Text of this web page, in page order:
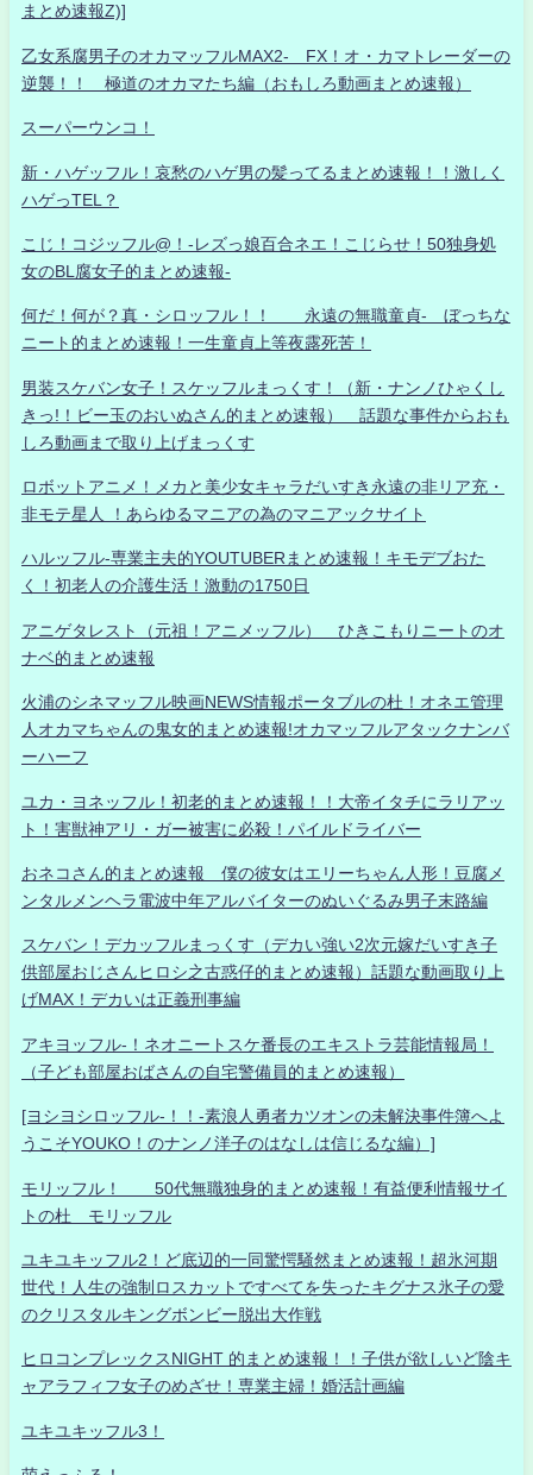
まとめ速報Z)]
乙女系腐男子のオカマッフルMAX2- FX！オ・カマトレーダーの
逆襲！！ 極道のオカマたち編（おもしろ動画まとめ速報）
スーパーウンコ！
新・ハゲッフル！哀愁のハゲ男の髪ってるまとめ速報！！激しく
ハゲっTEL？
こじ！コジッフル@！-レズっ娘百合ネエ！こじらせ！50独身処
女のBL腐女子的まとめ速報-
何だ！何が？真・シロッフル！！ 永遠の無職童貞- ぼっちな
ニート的まとめ速報！一生童貞上等夜露死苦！
男装スケバン女子！スケッフルまっくす！（新・ナンノひゃくし
きっ!！ビー玉のおいぬさん的まとめ速報） 話題な事件からおも
しろ動画まで取り上げまっくす
ロボットアニメ！メカと美少女キャラだいすき永遠の非リア充・
非モテ星人 ！あらゆるマニアの為のマニアックサイト
ハルッフル-専業主夫的YOUTUBERまとめ速報！キモデブおた
く！初老人の介護生活！激動の1750日
アニゲタレスト（元祖！アニメッフル） ひきこもりニートのオ
ナベ的まとめ速報
火浦のシネマッフル映画NEWS情報ポータブルの杜！オネエ管理
人オカマちゃんの鬼女的まとめ速報!オカマッフルアタックナンバ
ーハーフ
ユカ・ヨネッフル！初老的まとめ速報！！大帝イタチにラリアッ
ト！害獣神アリ・ガー被害に必殺！パイルドライバー
おネコさん的まとめ速報 僕の彼女はエリーちゃん人形！豆腐メ
ンタルメンヘラ電波中年アルバイターのぬいぐるみ男子末路編
スケバン！デカッフルまっくす（デカい強い2次元嫁だいすき子
供部屋おじさんヒロシ之古惑仔的まとめ速報）話題な動画取り上
げMAX！デカいは正義刑事編
アキヨッフル-！ネオニートスケ番長のエキストラ芸能情報局！
（子ども部屋おばさんの自宅警備員的まとめ速報）
[ヨシヨシロッフル-！！-素浪人勇者カツオンの未解決事件簿へよ
うこそYOUKO！のナンノ洋子のはなしは信じるな編）]
モリッフル！ 50代無職独身的まとめ速報！有益便利情報サイ
トの杜 モリッフル
ユキユキッフル2！ど底辺的一同驚愕騒然まとめ速報！超氷河期
世代！人生の強制ロスカットですべてを失ったキグナス氷子の愛
のクリスタルキングボンビー脱出大作戦
ヒロコンプレックスNIGHT 的まとめ速報！！子供が欲しいど陰キ
ャアラフィフ女子のめざせ！専業主婦！婚活計画編
ユキユキッフル3！